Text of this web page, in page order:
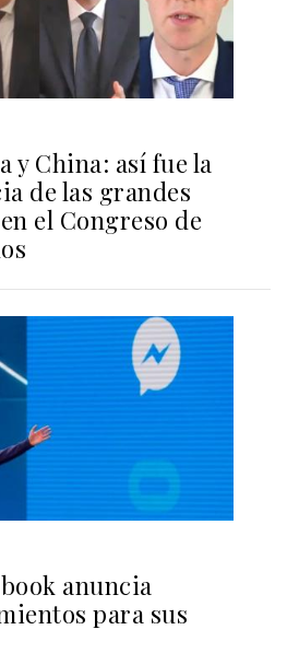
y China: así fue la
de las grandes
el Congreso de
anuncia
para sus